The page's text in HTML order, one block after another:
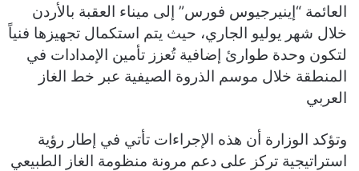
العائمة “إينيرجيوس فورس” إلى ميناء العقبة بالأردن
خلال شهر يوليو الجاري، حيث يتم استكمال تجهيزها فنياً
لتكون وحدة طوارئ إضافية تُعزز تأمين الإمدادات في
المنطقة خلال موسم الذروة الصيفية عبر خط الغاز
العربي
وتؤكد الوزارة أن هذه الإجراءات تأتي في إطار رؤية
استراتيجية تركز على دعم مرونة منظومة الغاز الطبيعي